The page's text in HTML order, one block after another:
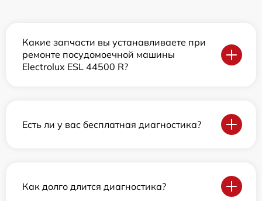
Какие запчасти вы устанавливаете при
ремонте посудомоечной машины
Electrolux ESL 44500 R?
Есть ли у вас бесплатная диагностика?
Как долго длится диагностика?